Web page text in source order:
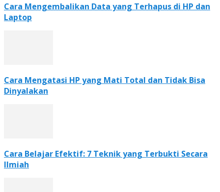
Cara Mengembalikan Data yang Terhapus di HP dan
Laptop
Cara Mengatasi HP yang Mati Total dan Tidak Bisa
Dinyalakan
Cara Belajar Efektif: 7 Teknik yang Terbukti Secara
Ilmiah